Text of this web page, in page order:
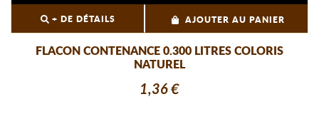
+ DE DÉTAILS AJOUTER AU PANIER
FLACON CONTENANCE 0.300 LITRES COLORIS
NATUREL
1,36 €